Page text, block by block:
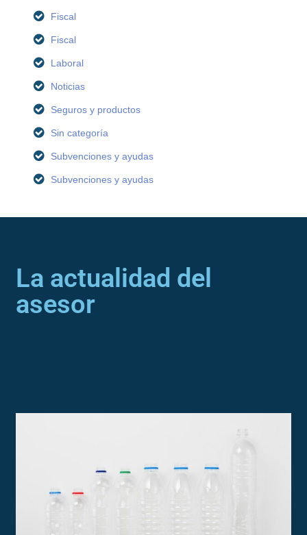
Fiscal
Fiscal
Laboral
Noticias
Seguros y productos
Sin categoría
Subvenciones y ayudas
Subvenciones y ayudas
La actualidad del
asesor